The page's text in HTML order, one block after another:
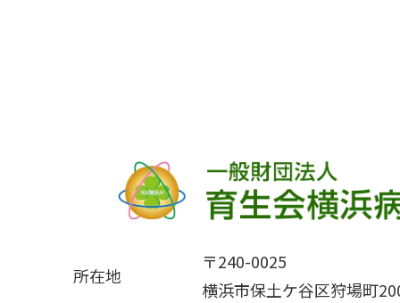
所在地
〒240-0025
横浜市保土ケ谷区狩場町